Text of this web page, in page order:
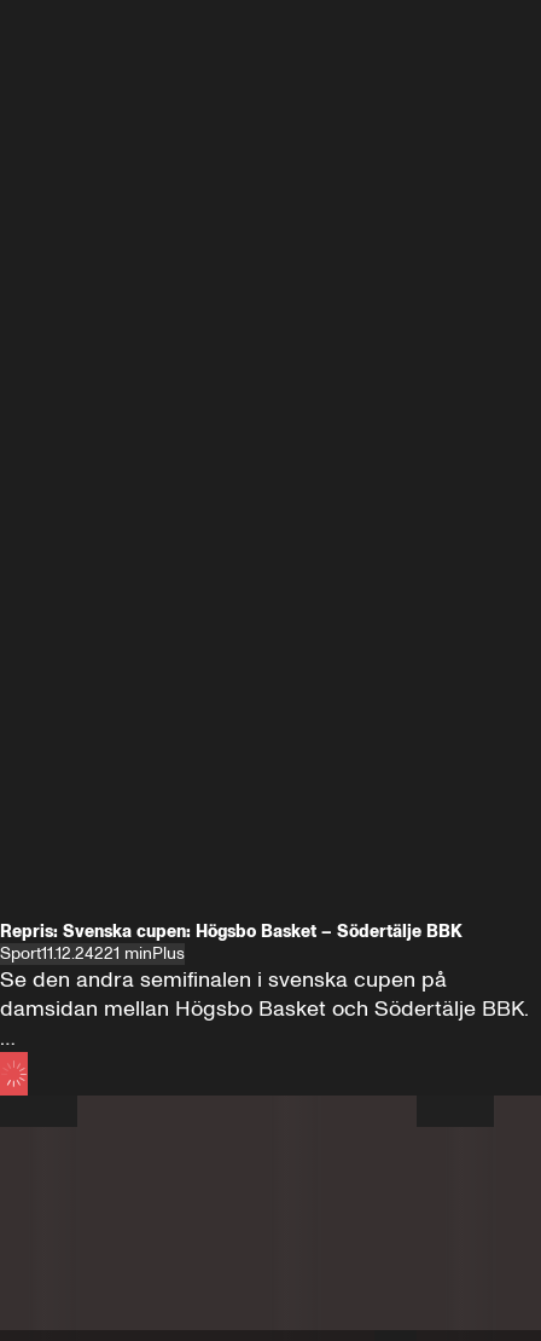
Repris: Svenska cupen: Högsbo Basket – Södertälje BBK
Sport11.12.24221 minPlus
Se den andra semifinalen i svenska cupen på
damsidan mellan Högsbo Basket och Södertälje BBK.
Matchstart 19.00.